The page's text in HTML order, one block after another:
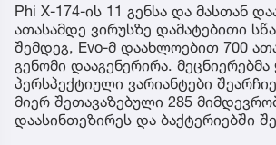
Phi X-174-ის 11 გენსა და მასთან
ათასამდე ვირუსზე დამატებითი
შემდეგ, Evo-მ დაახლოებით 700
გენომი დააგენერირა. მეცნიერებმა
პერსპექტიული ვარიანტები
მიერ შეთავაზებული 285
დაასინთეზირეს და ბაქტერიებში